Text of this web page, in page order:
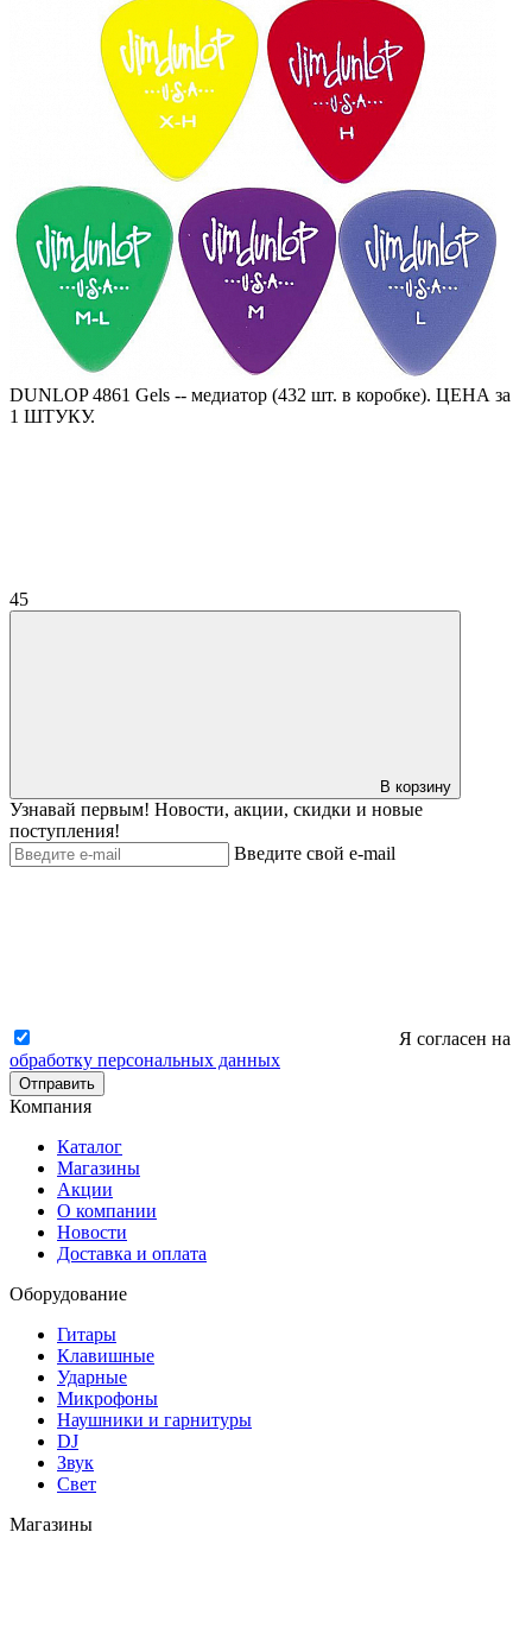
DUNLOP 4861 Gels -- медиатор (432 шт. в коробке). ЦЕНА за
1 ШТУКУ.
45
В корзину
Узнавай первым! Новости, акции, скидки и новые
поступления!
Введите свой e-mail
Я согласен на
обработку персональных данных
Отправить
Компания
Каталог
Магазины
Акции
О компании
Новости
Доставка и оплата
Оборудование
Гитары
Клавишные
Ударные
Микрофоны
Наушники и гарнитуры
DJ
Звук
Свет
Магазины